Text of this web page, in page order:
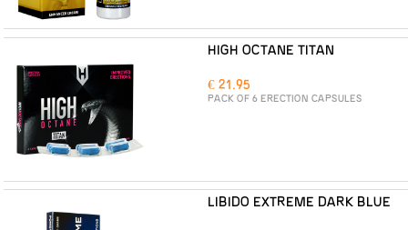
HIGH OCTANE TITAN
€ 21.95
PACK OF 6 ERECTION CAPSULES
LIBIDO EXTREME DARK BLUE